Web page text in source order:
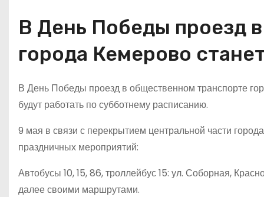
В День Победы проезд
города Кемерово
В День Победы проезд в общественном транспорте
будут работать по субботнему расписанию.
9 мая в связи с перекрытием центральной части
праздничных мероприятий:
Автобусы 10, 15, 86, троллейбус 15: ул. Соборная,
далее своими маршрутами.